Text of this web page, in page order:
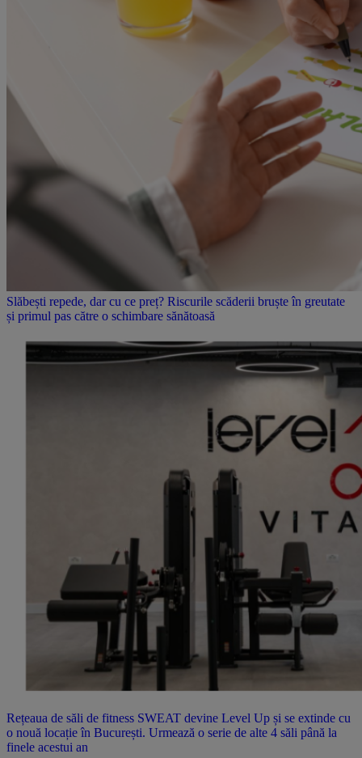
Slăbești repede, dar cu ce preț? Riscurile scăderii bruște în greutate
și primul pas către o schimbare sănătoasă
Rețeaua de săli de fitness SWEAT devine Level Up și se extinde cu
o nouă locație în București. Urmează o serie de alte 4 săli până la
finele acestui an